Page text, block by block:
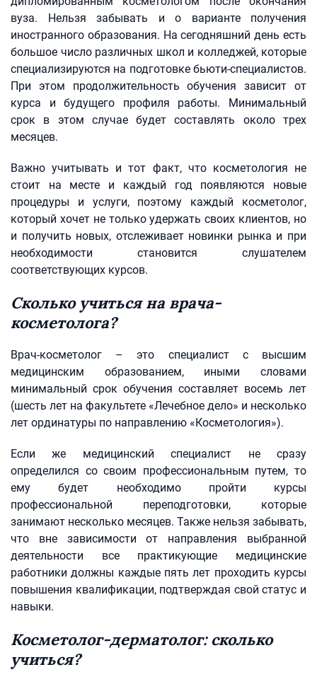
вуза. Нельзя забывать и о варианте получения
иностранного образования. На сегодняшний день есть
большое число различных школ и колледжей, которые
специализируются на подготовке бьюти-специалистов.
При этом продолжительность обучения зависит от
курса и будущего профиля работы. Минимальный
срок в этом случае будет составлять около трех
месяцев.
Важно учитывать и тот факт, что косметология не
стоит на месте и каждый год появляются новые
процедуры и услуги, поэтому каждый косметолог,
который хочет не только удержать своих клиентов, но
и получить новых, отслеживает новинки рынка и при
необходимости становится слушателем
соответствующих курсов.
Сколько учиться на врача-
косметолога?
Врач-косметолог – это специалист с высшим
медицинским образованием, иными словами
минимальный срок обучения составляет восемь лет
(шесть лет на факультете «Лечебное дело» и несколько
лет ординатуры по направлению «Косметология»).
Если же медицинский специалист не сразу
определился со своим профессиональным путем, то
ему будет необходимо пройти курсы
профессиональной переподготовки, которые
занимают несколько месяцев. Также нельзя забывать,
что вне зависимости от направления выбранной
деятельности все практикующие медицинские
работники должны каждые пять лет проходить курсы
повышения квалификации, подтверждая свой статус и
навыки.
Косметолог-дерматолог: сколько
учиться?